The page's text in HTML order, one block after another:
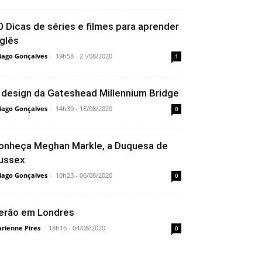
Dicas de séries e filmes para aprender
Gonçalves - 19h58 - 21/08/2020 1
design da Gateshead Millennium Bridge
Gonçalves - 14h39 - 18/08/2020 0
Meghan Markle, a Duquesa de
Gonçalves - 10h23 - 06/08/2020 0
em Londres
Pires - 18h16 - 04/08/2020 0